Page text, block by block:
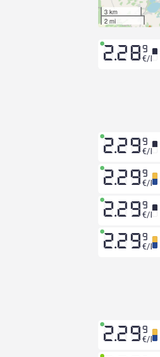
3 km
2 mi
2.28 9
€/l
2.29 9
€/l
2.29 9
€/l
2.29 9
€/l
2.29 9
€/l
2.29 9
€/l